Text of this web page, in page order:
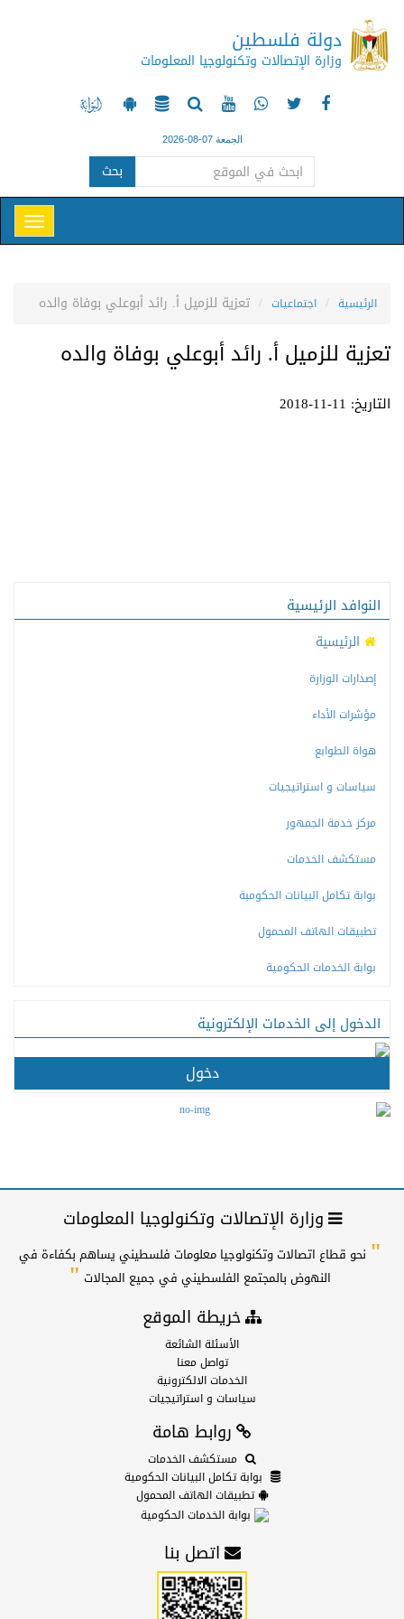
دولة فلسطين
وزارة الإتصالات وتكنولوجيا المعلومات
الجمعة 07-08-2026
بحث
الرئيسية اجتماعيات تعزية للزميل أ. رائد أبوعلي بوفاة والده
تعزية للزميل أ. رائد أبوعلي بوفاة والده
التاريخ: 11-11-2018
النوافد الرئيسية
الرئيسية
إصدارات الوزارة
مؤشرات الأداء
هواة الطوابع
سياسات و استراتيجيات
مركز خدمة الجمهور
مستكشف الخدمات
بوابة تكامل البيانات الحكومبة
تطبيقات الهاتف المحمول
بوابة الخدمات الحكومية
الدخول إلى الخدمات الإلكترونية
دخول
وزارة الإتصالات وتكنولوجيا المعلومات
" نحو قطاع اتصالات وتكنولوجيا معلومات فلسطيني يساهم بكفاءة في
النهوض بالمجتمع الفلسطيني في جميع المجالات"
خريطة الموقع
الأسئلة الشائعة
تواصل معنا
الخدمات الالكترونية
سياسات و استراتيجيات
روابط هامة
مستكشف الخدمات
بوابة تكامل البيانات الحكومية
تطبيقات الهاتف المحمول
بوابة الخدمات الحكومية
اتصل بنا